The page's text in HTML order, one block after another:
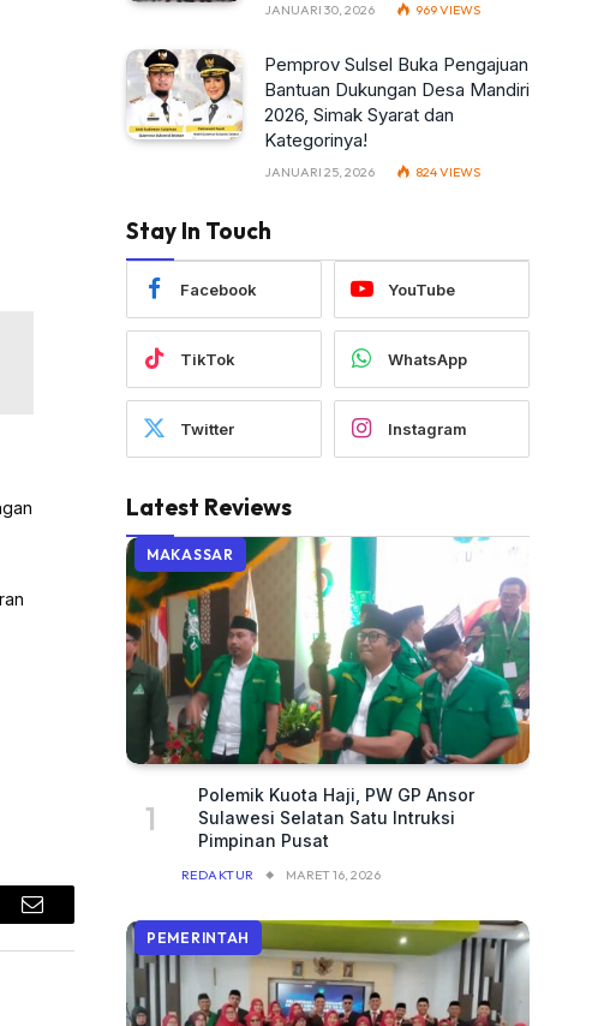
Email
JANUARI 30, 2026 969VIEWS
Pemprov Sulsel Buka Pengajuan
Bantuan Dukungan Desa Mandiri
2026, Simak Syarat dan
Kategorinya!
JANUARI 25, 2026 824VIEWS
Stay In Touch
Facebook YouTube
TikTok WhatsApp
Twitter Instagram
Latest Reviews
MAKASSAR
Polemik Kuota Haji, PW GP Ansor
Sulawesi Selatan Satu Intruksi
Pimpinan Pusat
REDAKTUR MARET 16, 2026
PEMERINTAH